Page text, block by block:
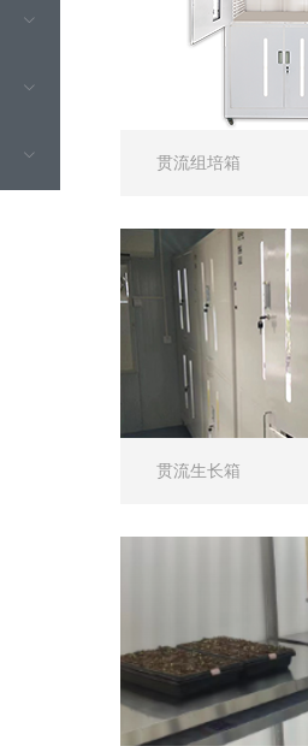
贯流组培箱
贯流生长箱